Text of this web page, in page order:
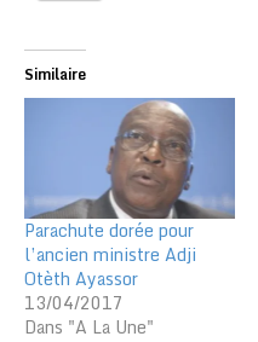
Similaire
Parachute dorée pour
l’ancien ministre Adji
Otèth Ayassor
13/04/2017
Dans "A La Une"